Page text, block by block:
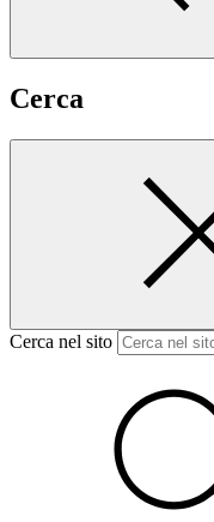
Cerca
Cerca nel sito